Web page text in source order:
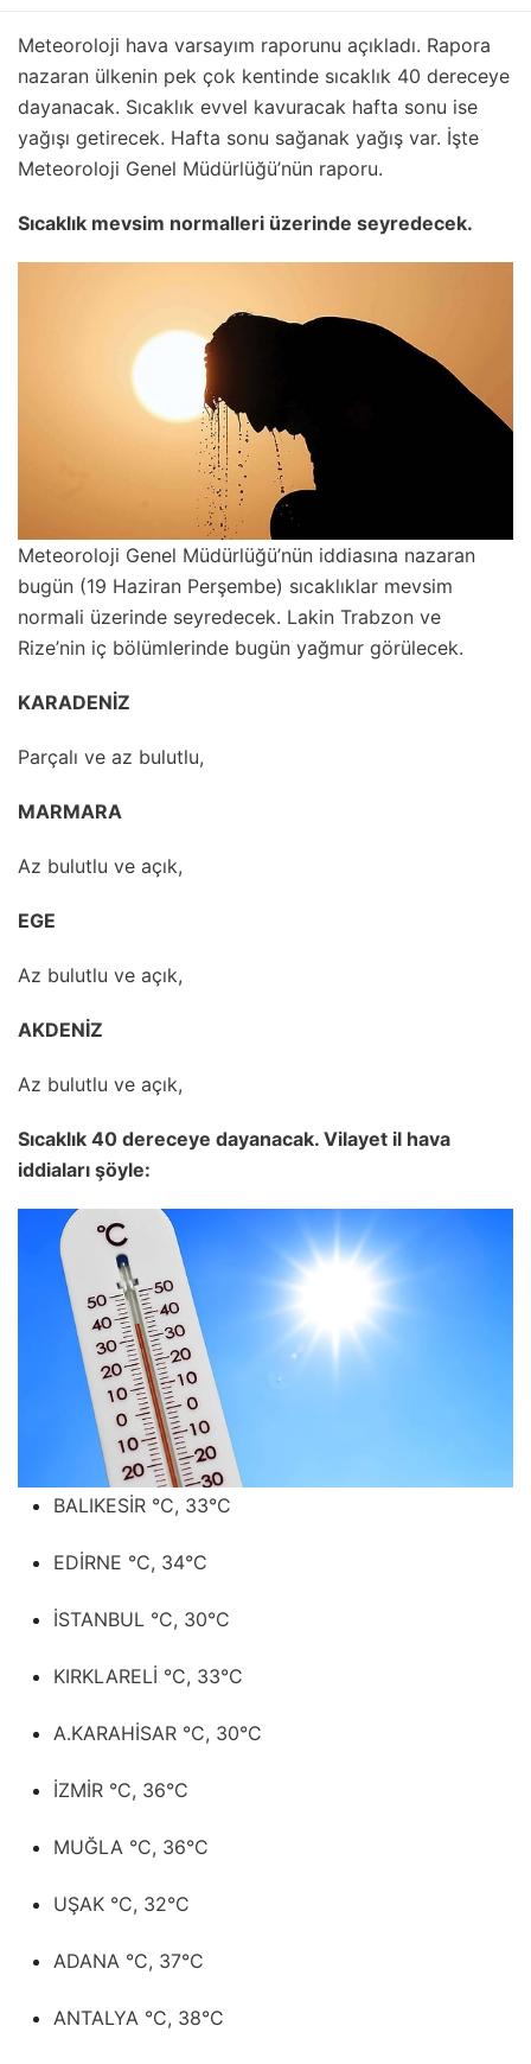
Meteoroloji hava varsayım raporunu açıkladı. Rapora
nazaran ülkenin pek çok kentinde sıcaklık 40 dereceye
dayanacak. Sıcaklık evvel kavuracak hafta sonu ise
yağışı getirecek. Hafta sonu sağanak yağış var. İşte
Meteoroloji Genel Müdürlüğü’nün raporu.
Sıcaklık mevsim normalleri üzerinde seyredecek.
Meteoroloji Genel Müdürlüğü’nün iddiasına nazaran
bugün (19 Haziran Perşembe) sıcaklıklar mevsim
normali üzerinde seyredecek. Lakin Trabzon ve
Rize’nin iç bölümlerinde bugün yağmur görülecek.
KARADENİZ
Parçalı ve az bulutlu,
MARMARA
Az bulutlu ve açık,
EGE
Az bulutlu ve açık,
AKDENİZ
Az bulutlu ve açık,
Sıcaklık 40 dereceye dayanacak. Vilayet il hava
iddiaları şöyle:
BALIKESİR °C, 33°C
EDİRNE °C, 34°C
İSTANBUL °C, 30°C
KIRKLARELİ °C, 33°C
A.KARAHİSAR °C, 30°C
İZMİR °C, 36°C
MUĞLA °C, 36°C
UŞAK °C, 32°C
ADANA °C, 37°C
ANTALYA °C, 38°C